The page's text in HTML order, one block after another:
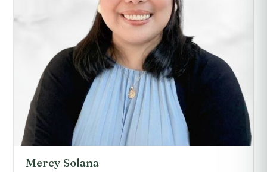
Mercy Solana